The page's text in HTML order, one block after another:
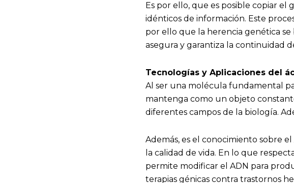
Es por ello, que es posible copiar
idénticos de información. Este
por ello que la herencia genética se
asegura y garantiza la continuidad
Tecnologías y Aplicaciones del
Al ser una molécula fundamental
mantenga como un objeto
diferentes campos de la biología.
Además, es el conocimiento sobre
la calidad de vida. En lo que
permite modificar el ADN para
terapias génicas contra trastornos